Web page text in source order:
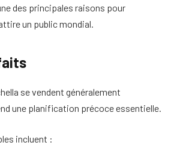
des principales raisons pour
un public mondial.
se vendent généralement
une planification précoce essentielle.
incluent :